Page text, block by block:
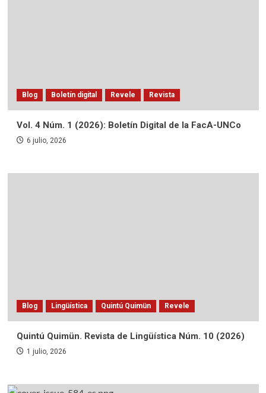
Blog Boletín digital Revele Revista
Vol. 4 Núm. 1 (2026): Boletín Digital de la FacA-UNCo
6 julio, 2026
Blog Lingüística Quintú Quimün Revele
Quintú Quimün. Revista de Lingüística Núm. 10 (2026)
1 julio, 2026